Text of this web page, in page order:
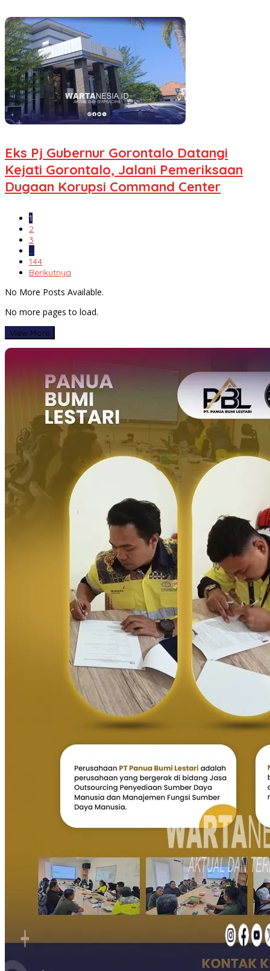
Eks Pj Gubernur Gorontalo Datangi
Kejati Gorontalo, Jalani Pemeriksaan
Dugaan Korupsi Command Center
1
2
3
…
144
Berikutnya
No More Posts Available.
No more pages to load.
View More